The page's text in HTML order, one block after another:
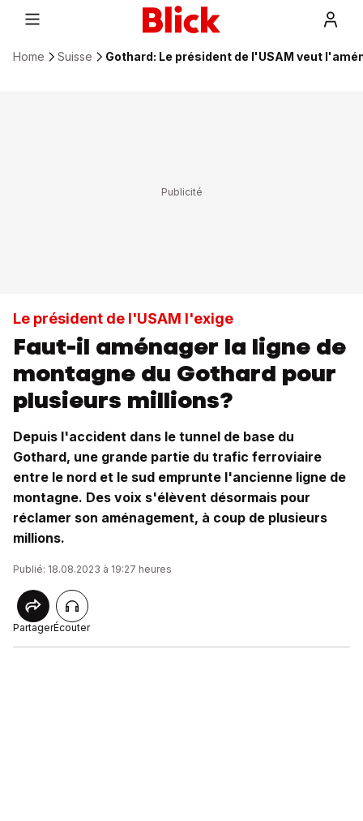
Home Suisse Gothard: Le président de l'USAM veut
Le président de l'USAM l'exige
Faut-il aménager la ligne de
montagne du Gothard pour
plusieurs millions?
Depuis l'accident dans le tunnel de base du
Gothard, une grande partie du trafic ferroviaire
entre le nord et le sud emprunte l'ancienne ligne de
montagne. Des voix s'élèvent désormais pour
réclamer son aménagement, à coup de plusieurs
millions.
Publié: 18.08.2023 à 19:27 heures
PartagerÉcouter